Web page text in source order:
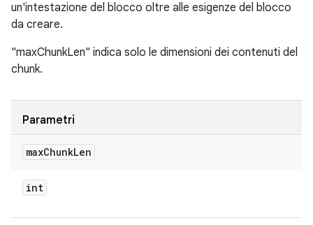
un'intestazione del blocco oltre alle esigenze del blocco
da creare.
"maxChunkLen" indica solo le dimensioni dei contenuti del
chunk.
Parametri
maxChunkLen
int